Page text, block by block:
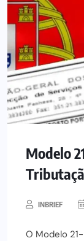
Modelo
INBRIEF
O Modelo